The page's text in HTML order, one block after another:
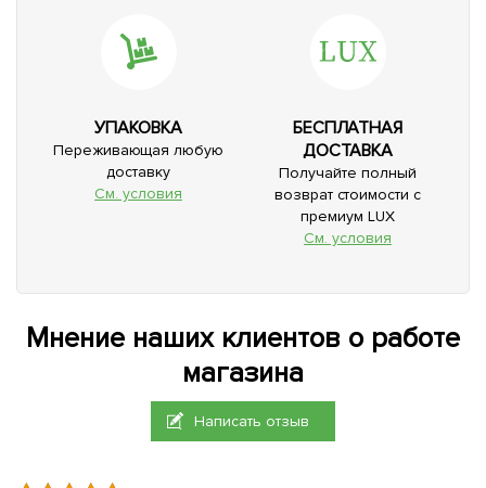
УПАКОВКА
Переживающая любую
доставку
См. условия
БЕСПЛАТНАЯ
ДОСТАВКА
Получайте полный
возврат стоимости с
премиум LUX
См. условия
Мнение наших клиентов о работе
магазина
Написать отзыв